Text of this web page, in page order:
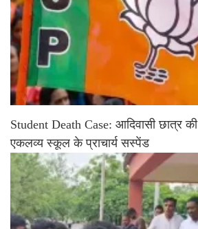
Student Death Case: आदिवासी छात्र
एकलव्य स्कूल के प्राचार्य सस्पेंड